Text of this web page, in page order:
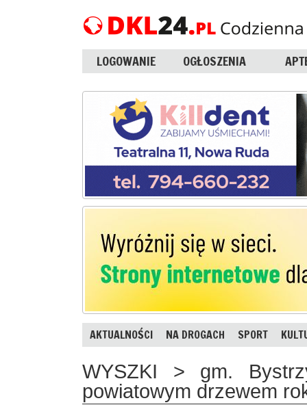
LOGOWANIE OGŁOSZENIA
AKTUALNOŚCI NA DROGACH SPORT
WYSZKI > gm.
powiatowym drzewem